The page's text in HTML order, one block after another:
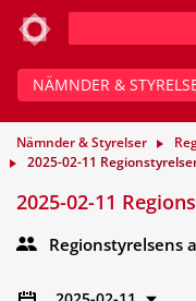
NÄMNDER &
Nämnder & Styrelser
2025-02-11
2025-02-11
Regionstyrelsens